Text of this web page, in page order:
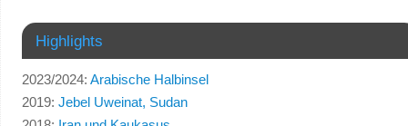
Highlights
2023/2024: Arabische Halbinsel
2019: Jebel Uweinat, Sudan